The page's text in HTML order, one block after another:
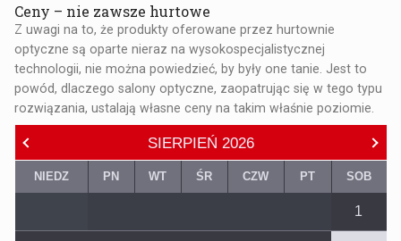
Ceny – nie zawsze hurtowe
Z uwagi na to, żeprodukty oferowane przez hurtownie
optycznesą oparte nieraz na wysokospecjalistycznej
technologii, nie można powiedzieć, by były one tanie. Jest to
powód, dlaczego salony optyczne, zaopatrując się w tego typu
rozwiązania, ustalają własne ceny na takim właśnie poziomie.
SIERPIEŃ 2026
NIEDZ PN WT ŚR CZW PT SOB
1